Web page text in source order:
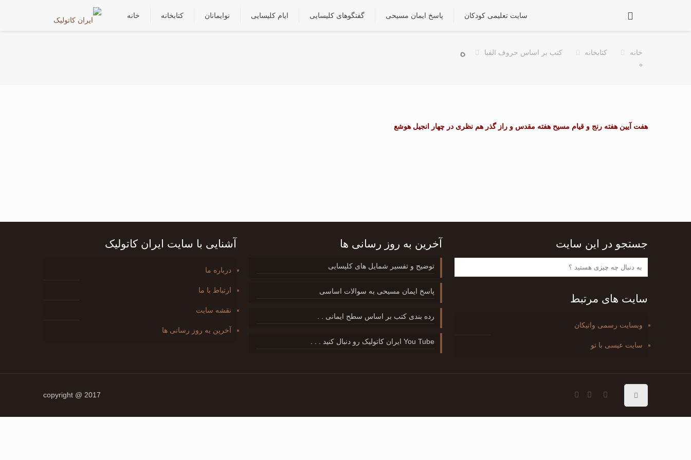
خانه کتابخانه نوایمانان ایام کلیسایی گفتگوهای کلیسایی پاسخ ایمان مسیحی سایت تعلیمی کودکان
ه خانه کتابخانه
کتب بر اساس حروف الفبا
ه
هفت آیین هفته رنج و قیام مسیح هفته مقدس و راز گذر هم نظری در چهار انجیل هوشع
آشنایی با سایت ایران کاتولیک
درباره ما
ارتباط با ما
نقشه سایت
آخرین به روز رسانی ها
آخرین به روز رسانی ها
توضیح و تفسیر شمایل های کلیسایی
پاسخ ایمان مسیحی به سوالات اساسی
رده بندی کتب بر اساس سطح ایمانی . .
You Tube ایران کاتولیک رو دنبال کنید . . .
جستجو در این سایت
سایت های مرتبط
وبسایت رسمی واتیکان
سایت عیسی با تو
2017 @ copyright